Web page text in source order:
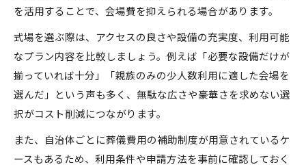
を活用することで、会場費を抑えられる場合があります。
式場を選ぶ際は、アクセスの良さや設備の充実度、利用可能
なプラン内容を比較しましょう。例えば「必要な設備だけが
揃っていれば十分」「親族のみの少人数利用に適した会場を
選んだ」という声も多く、無駄な広さや豪華さを求めない選
択がコスト削減につながります。
また、自治体ごとに葬儀費用の補助制度が用意されているケ
ースもあるため、利用条件や申請方法を事前に確認しておく